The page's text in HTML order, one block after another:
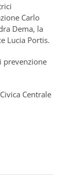
Carlo
Dema, la
Lucia Portis.
prevenzione
Centrale